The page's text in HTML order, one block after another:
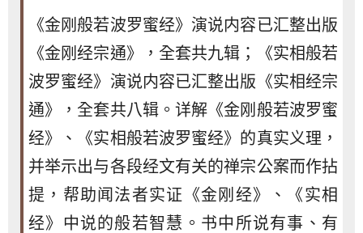
《金刚般若波罗蜜经》演说内容已汇整出版
《金刚经宗通》，全套共九辑；《实相般若
波罗蜜经》演说内容已汇整出版《实相经宗
通》，全套共八辑。详解《金刚般若波罗蜜
经》、《实相般若波罗蜜经》的真实义理，
并举示出与各段经文有关的禅宗公案而作拈
提，帮助闻法者实证《金刚经》、《实相
经》中说的般若智慧。书中所说有事、有